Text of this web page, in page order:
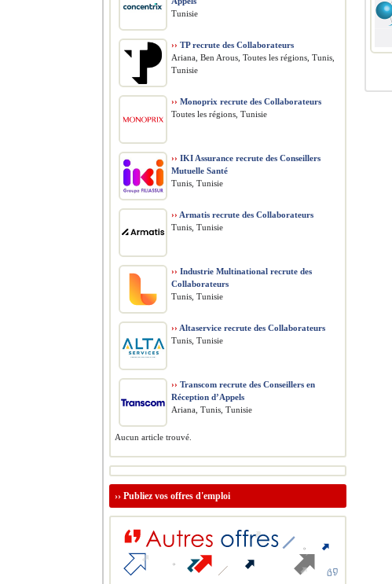
Tunisie
›› TP recrute des Collaborateurs
Ariana, Ben Arous, Toutes les régions, Tunis,
Tunisie
›› Monoprix recrute des Collaborateurs
Toutes les régions, Tunisie
›› IKI Assurance recrute des Conseillers
Mutuelle Santé
Tunis, Tunisie
›› Armatis recrute des Collaborateurs
Tunis, Tunisie
›› Industrie Multinational recrute des
Collaborateurs
Tunis, Tunisie
›› Altaservice recrute des Collaborateurs
Tunis, Tunisie
›› Transcom recrute des Conseillers en
Réception d’Appels
Ariana, Tunis, Tunisie
Aucun article trouvé.
›› Publiez vos offres d'emploi